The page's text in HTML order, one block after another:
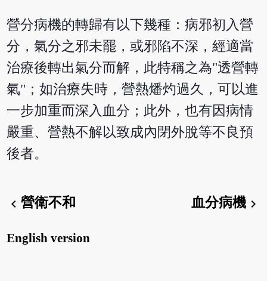
營分病機的轉歸有以下幾種：病邪初入營
分，氣分之邪未罷，或邪陷不深，經適當
治療後轉出氣分而解，此特稱之為"透營轉
氣"；如治療失時，營熱燔灼過久，可以進
一步加重而深入血分；此外，也有因病情
嚴重、營熱不解以致成內閉外脫等不良預
後者。
chevron_left營衛不和 血分病機chevron_right
English version